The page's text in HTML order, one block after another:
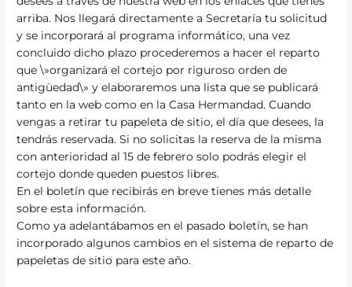
arriba. Nos llegará directamente a Secretaría tu solicitud
y se incorporará al programa informático, una vez
concluido dicho plazo procederemos a hacer el reparto
que \»organizará el cortejo por riguroso orden de
antigüedad\» y elaboraremos una lista que se publicará
tanto en la web como en la Casa Hermandad. Cuando
vengas a retirar tu papeleta de sitio, el día que desees, la
tendrás reservada. Si no solicitas la reserva de la misma
con anterioridad al 15 de febrero solo podrás elegir el
cortejo donde queden puestos libres.
En el boletín que recibirás en breve tienes más detalle
sobre esta información.
Como ya adelantábamos en el pasado boletín, se han
incorporado algunos cambios en el sistema de reparto de
papeletas de sitio para este año.